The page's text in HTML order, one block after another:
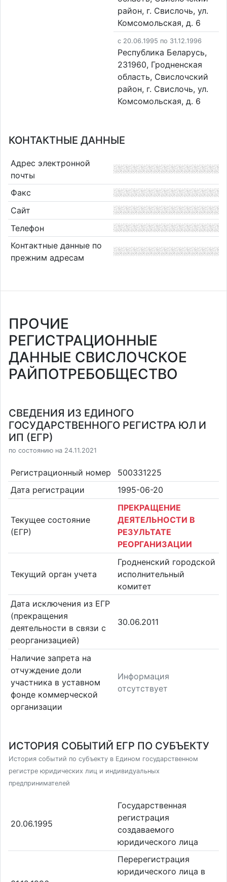
район, г. Свислочь, ул.
Комсомольская, д. 6
c 20.06.1995 по 31.12.1996
Республика Беларусь,
231960, Гродненская
область, Свислочский
район, г. Свислочь, ул.
Комсомольская, д. 6
КОНТАКТНЫЕ ДАННЫЕ
Адрес электронной
почты
Факс
Сайт
Телефон
Контактные данные по
прежним адресам
ПРОЧИЕ
РЕГИСТРАЦИОННЫЕ
ДАННЫЕ СВИСЛОЧСКОЕ
РАЙПОТРЕБОБЩЕСТВО
СВЕДЕНИЯ ИЗ ЕДИНОГО
ГОСУДАРСТВЕННОГО РЕГИСТРА ЮЛ И
ИП (ЕГР)
по состоянию на 24.11.2021
Регистрационный номер
500331225
Дата регистрации
1995-06-20
Текущее состояние
(ЕГР)
ПРЕКРАЩЕНИЕ
ДЕЯТЕЛЬНОСТИ В
РЕЗУЛЬТАТЕ
РЕОРГАНИЗАЦИИ
Текущий орган учета
Гродненский городской
исполнительный
комитет
Дата исключения из ЕГР
(прекращения
деятельности в связи с
реорганизацией)
30.06.2011
Наличие запрета на
отчуждение доли
участника в уставном
фонде коммерческой
организации
Информация
отсутствует
ИСТОРИЯ СОБЫТИЙ ЕГР ПО СУБЪЕКТУ
История событий по субъекту в Едином государственном
регистре юридических лиц и индивидуальных
предпринимателей
20.06.1995
Государственная
регистрация
создаваемого
юридического лица
Перерегистрация
юридического лица в